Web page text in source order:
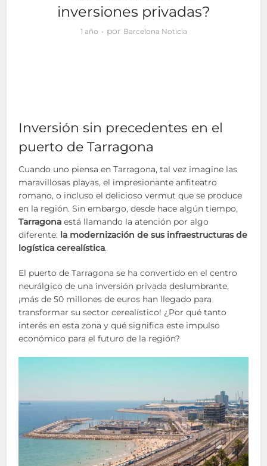
inversiones privadas?
1 año por Barcelona Noticia
Inversión sin precedentes en el
puerto de Tarragona
Cuando uno piensa en Tarragona, tal vez imagine las
maravillosas playas, el impresionante anfiteatro
romano, o incluso el delicioso vermut que se produce
en la región. Sin embargo, desde hace algún tiempo,
Tarragona está llamando la atención por algo
diferente: la modernización de sus infraestructuras de
logística cerealística.
El puerto de Tarragona se ha convertido en el centro
neurálgico de una inversión privada deslumbrante,
¡más de 50 millones de euros han llegado para
transformar su sector cerealístico! ¿Por qué tanto
interés en esta zona y qué significa este impulso
económico para el futuro de la región?